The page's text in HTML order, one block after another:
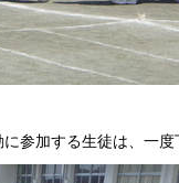
参加する生徒は、一